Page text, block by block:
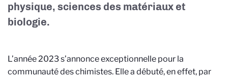
physique, sciences des matériaux et
biologie.
L’année 2023 s’annonce exceptionnelle pour la
communauté des chimistes. Elle a débuté, en effet, par